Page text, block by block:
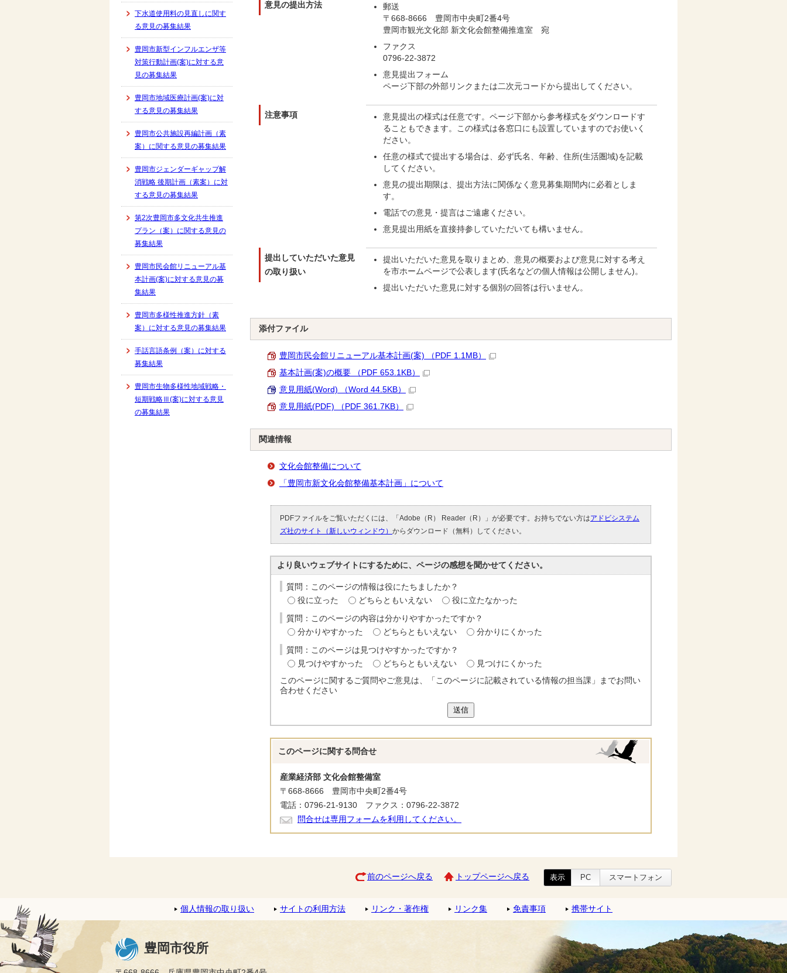
意見の提出方法
郵送
〒668-8666 豊岡市中央町2番4号
豊岡市観光文化部 新文化会館整備推進室 宛
ファクス
0796-22-3872
意見提出フォーム
ページ下部の外部リンクまたは二次元コードから提出してください。
注意事項
意見提出の様式は任意です。ページ下部から参考様式をダウンロードす
ることもできます。この様式は各窓口にも設置していますのでお使いく
ださい。
任意の様式で提出する場合は、必ず氏名、年齢、住所(生活圏域)を記載
してください。
意見の提出期限は、提出方法に関係なく意見募集期間内に必着としま
す。
電話での意見・提言はご遠慮ください。
意見提出用紙を直接持参していただいても構いません。
提出していただいた意見
の取り扱い
提出いただいた意見を取りまとめ、意見の概要および意見に対する考え
を市ホームページで公表します(氏名などの個人情報は公開しません)。
提出いただいた意見に対する個別の回答は行いません。
添付ファイル
豊岡市民会館リニューアル基本計画(案) （PDF 1.1MB）
基本計画(案)の概要 （PDF 653.1KB）
意見用紙(Word) （Word 44.5KB）
意見用紙(PDF) （PDF 361.7KB）
関連情報
文化会館整備について
「豊岡市新文化会館整備基本計画」について
PDFファイルをご覧いただくには、「Adobe（R） Reader（R）」が必要です。お持ちでない方はアドビシステム
ズ社のサイト（新しいウィンドウ） からダウンロード（無料）してください。
より良いウェブサイトにするために、ページの感想を聞かせてください。
質問：このページの情報は役にたちましたか？
役に立った
どちらともいえない 役に立たなかった
質問：このページの内容は分かりやすかったですか？
分かりやすかった
どちらともいえない 分かりにくかった
質問：このページは見つけやすかったですか？
見つけやすかった
どちらともいえない
見つけにくかった
このページに関するご質問やご意見は、「このページに記載されている情報の担当課」までお問い
合わせください
送信
このページに関する 問合せ
産業経済部 文化会館整備室
〒668-8666 豊岡市中央町2番4号
電話：0796-21-9130 ファクス：0796-22-3872
問合せは専用フォームを利用してください。
下水道使用料の見直しに関す
る意見の募集結果
豊岡市新型インフルエンザ等
対策行動計画(案)に対する意
見の募集結果
豊岡市地域医療計画(案)に対
する意見の募集結果
豊岡市公共施設再編計画（素
案）に関する意見の募集結果
豊岡市ジェンダーギャップ解
消戦略 後期計画（素案）に対
する意見の募集結果
第2次豊岡市多文化共生推進
プラン（案）に関する意見の
募集結果
豊岡市民会館リニューアル基
本計画(案)に対する意見の募
集結果
豊岡市多様性推進方針（素
案）に対する意見の募集結果
手話言語条例（案）に対する
募集結果
豊岡市生物多様性地域戦略・
短期戦略Ⅲ(案)に対する意見
の募集結果
前のページへ戻る トップページへ戻る 表示 PC スマートフォン
個人情報の取り扱い サイトの利用方法 リンク・著作権 リンク集 免責事項 携帯サイト
豊岡市役所